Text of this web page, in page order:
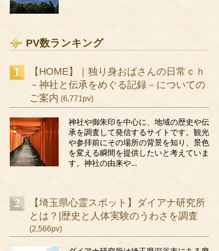
PV数ランキング
【HOME】｜独り身おばさんの日常ｃｈ
－神社と伝承をめぐる記録－についての
ご案内 (6,771pv)
神社や御朱印を中心に、地域の歴史や伝
承を調査して発信するサイトです。観光
や参拝前にその場所の背景を知り、景色
を変える瞬間を提供したいと考えていま
す。神社の由来や...
【埼玉県心霊スポット】ダイアナ研究所
とは？|歴史と人体実験のうわさを調査
(2,566pv)